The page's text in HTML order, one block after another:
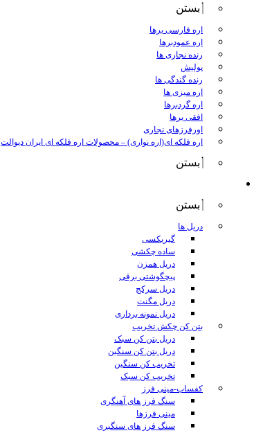
بستن
اره فارسی برها
اره عمودبرها
رنده نجاری ها
پولیش
رنده گندگی ها
اره میزی ها
اره گردبرها
افقی برها
اورفرزهای نجاری
اره فلکه ای(اره نواری) – محصولات اره فلکه ای ایران دیوالت
بستن
بستن
دریل ها
گیربکسی
ساده چکشی
دریل همزن
پیچگوشتی برقی
دریل سرکج
دریل مگنت
دریل نمونه برداری
بتن کن چکش تخریب
دریل بتن کن سبک
دریل بتن کن سنگین
تخریب کن سنگین
تخریب کن سبک
کفساب-مینی فرز
سنگ فرز های آهنگری
مینی فرزها
سنگ فرز های سنگبری